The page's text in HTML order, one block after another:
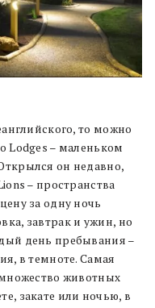
то можно
Lodges – маленьком
он недавно,
– пространства
за одну ночь
завтрак и ужин, но
день пребывания –
в темноте. Самая
животных
закате или ночью, в